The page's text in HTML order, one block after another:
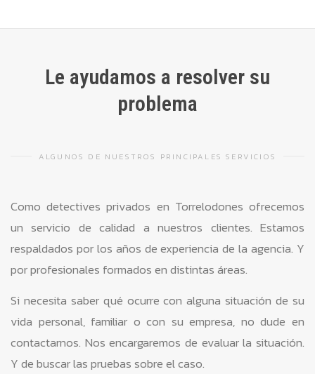
Le ayudamos a resolver su
problema
ALGUNOS DE NUESTROS PRINCIPALES SERVICIOS
Como detectives privados en Torrelodones ofrecemos
un servicio de calidad a nuestros clientes. Estamos
respaldados por los años de experiencia de la agencia. Y
por profesionales formados en distintas áreas.
Si necesita saber qué ocurre con alguna situación de su
vida personal, familiar o con su empresa, no dude en
contactarnos. Nos encargaremos de evaluar la situación.
Y de buscar las pruebas sobre el caso.